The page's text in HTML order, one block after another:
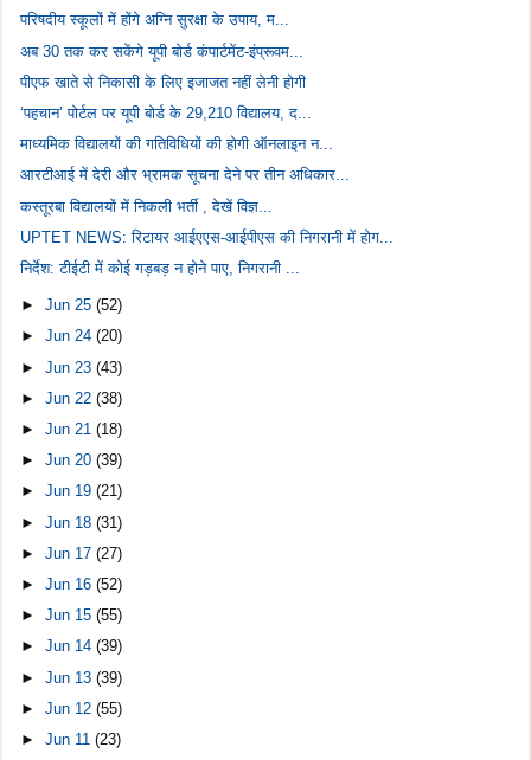
परिषदीय स्कूलों में होंगे अग्नि सुरक्षा के उपाय, म...
अब 30 तक कर सकेंगे यूपी बोर्ड कंपार्टमेंट-इंप्रूवम...
पीएफ खाते से निकासी के लिए इजाजत नहीं लेनी होगी
‘पहचान’ पोर्टल पर यूपी बोर्ड के 29,210 विद्यालय, द...
माध्यमिक विद्यालयों की गतिविधियों की होगी ऑनलाइन न...
आरटीआई में देरी और भ्रामक सूचना देने पर तीन अधिकार...
कस्तूरबा विद्यालयों में निकली भर्ती , देखें विज्ञ...
UPTET NEWS: रिटायर आईएएस-आईपीएस की निगरानी में होग...
निर्देश: टीईटी में कोई गड़बड़ न होने पाए, निगरानी ...
►Jun 25(52)
►Jun 24(20)
►Jun 23(43)
►Jun 22(38)
►Jun 21(18)
►Jun 20(39)
►Jun 19(21)
►Jun 18(31)
►Jun 17(27)
►Jun 16(52)
►Jun 15(55)
►Jun 14(39)
►Jun 13(39)
►Jun 12(55)
►Jun 11(23)